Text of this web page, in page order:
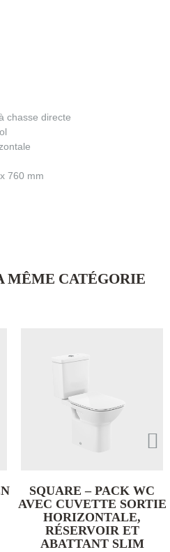
chasse directe
760 mm
MÊME CATÉGORIE
SQUARE – PACK WC
AVEC CUVETTE SORTIE
HORIZONTALE,
RÉSERVOIR ET
ABATTANT SLIM